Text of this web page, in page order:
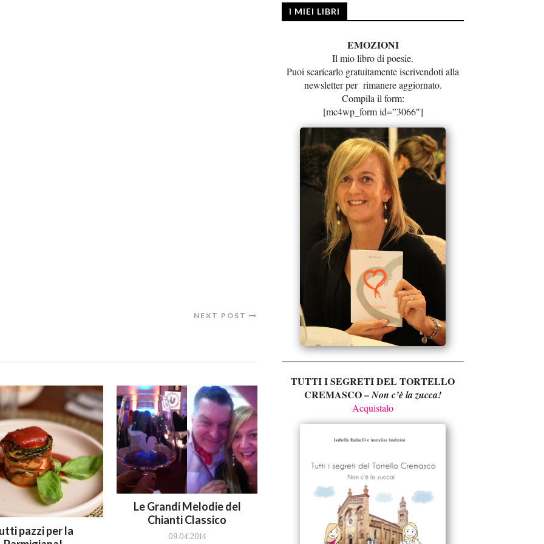
NEXT POST
pazzi per la
Le Grandi Melodie del
Chianti Classico
09.04.2014
I MIEI LIBRI
EMOZIONI
Il mio libro di poesie.
Puoi scaricarlo gratuitamente iscrivendoti alla
newsletter per rimanere aggiornato.
Compila il form:
[mc4wp_form id=”3066″]
TUTTI I SEGRETI DEL TORTELLO
CREMASCO –Non c’è la zucca!
Acquistalo